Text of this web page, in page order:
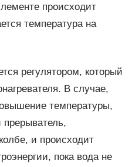
происходит
температура на
регулятором, который
В случае,
температуры,
и происходит
пока вода не